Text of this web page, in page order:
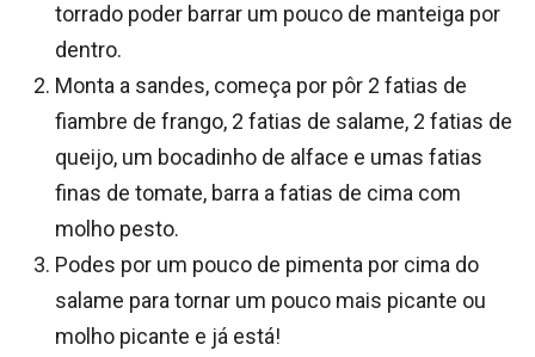
torrado poder barrar um pouco de manteiga por
dentro.
Monta a sandes, começa por pôr 2 fatias de
fiambre de frango, 2 fatias de salame, 2 fatias de
queijo, um bocadinho de alface e umas fatias
finas de tomate, barra a fatias de cima com
molho pesto.
Podes por um pouco de pimenta por cima do
salame para tornar um pouco mais picante ou
molho picante e já está!